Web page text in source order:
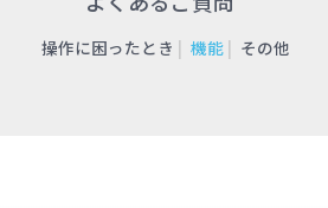
操作に困ったとき 機能 その他